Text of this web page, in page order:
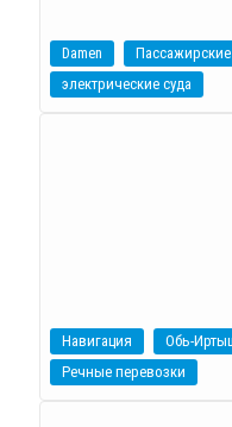
Damen
электрические суда
Навигация
Речные перевозки